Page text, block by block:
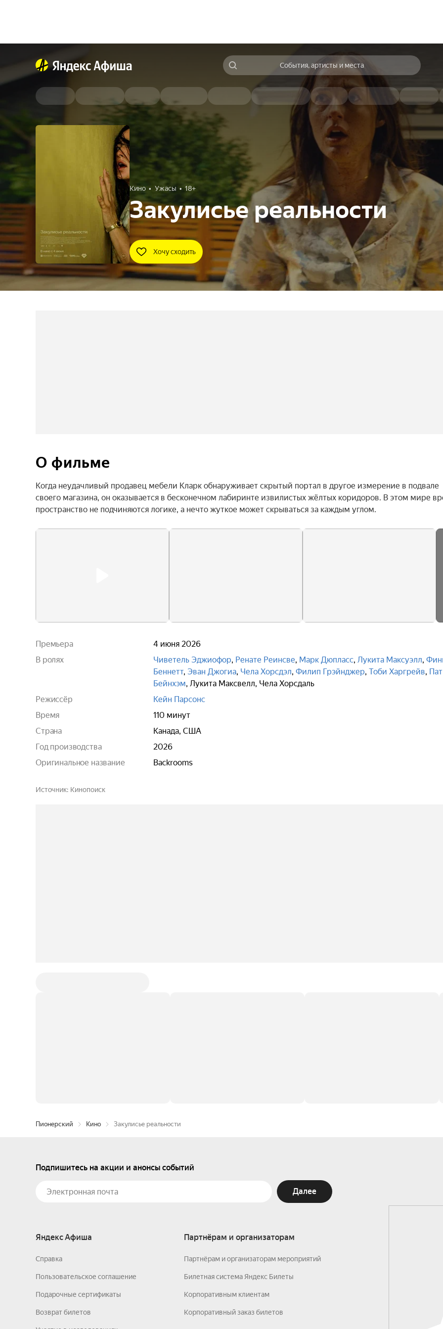
События, артисты и места
Кино Ужасы 18+
Закулисье реальности
Хочу сходить
О фильме
Когда неудачливый продавец мебели Кларк обнаруживает скрытый портал в другое измерение в подвале
своего магазина, он оказывается в бесконечном лабиринте извилистых жёлтых коридоров. В этом мире
пространство не подчиняются логике, а нечто жуткое может скрываться за каждым углом.
Премьера
4 июня 2026
В ролях
Чиветель Эджиофор, Ренате Реинсве, Марк Дюпласс, Лукита Максуэлл,
Беннетт, Эван Джогиа, Чела Хорсдэл, Филип Грэйнджер, Тоби Харгрейв,
Бейнхэм, Лукита Максвелл, Чела Хорсдаль
Режиссёр
Кейн Парсонс
Время
110 минут
Страна
Канада, США
Год производства
2026
Оригинальное название
Backrooms
Источник Кинопоиск
Пионерский Кино Закулисье реальности
Подпишитесь на акции и анонсы событий
Далее
Яндекс Афиша
Справка
Пользовательское соглашение
Подарочные сертификаты
Возврат билетов
Партнёрам и организаторам
Партнёрам и организаторам мероприятий
Билетная система Яндекс Билеты
Корпоративным клиентам
Корпоративный заказ билетов